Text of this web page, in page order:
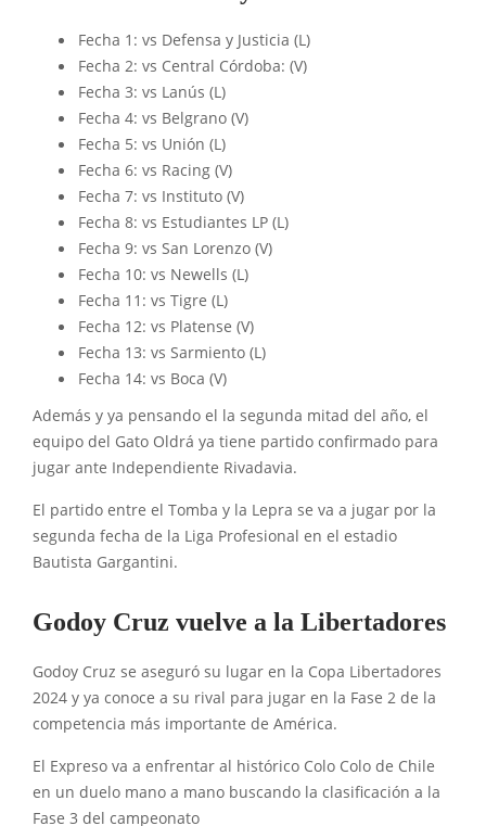
Fecha 1: vs Defensa y Justicia (L)
Fecha 2: vs Central Córdoba: (V)
Fecha 3: vs Lanús (L)
Fecha 4: vs Belgrano (V)
Fecha 5: vs Unión (L)
Fecha 6: vs Racing (V)
Fecha 7: vs Instituto (V)
Fecha 8: vs Estudiantes LP (L)
Fecha 9: vs San Lorenzo (V)
Fecha 10: vs Newells (L)
Fecha 11: vs Tigre (L)
Fecha 12: vs Platense (V)
Fecha 13: vs Sarmiento (L)
Fecha 14: vs Boca (V)
Además y ya pensando el la segunda mitad del año, el
equipo del Gato Oldrá ya tiene partido confirmado para
jugar ante Independiente Rivadavia.
El partido entre el Tomba y la Lepra se va a jugar por la
segunda fecha de la Liga Profesional en el estadio
Bautista Gargantini.
Godoy Cruz vuelve a la Libertadores
Godoy Cruz se aseguró su lugar en la Copa Libertadores
2024 y ya conoce a su rival para jugar en la Fase 2 de la
competencia más importante de América.
El Expreso va a enfrentar al histórico Colo Colo de Chile
en un duelo mano a mano buscando la clasificación a la
Fase 3 del campeonato